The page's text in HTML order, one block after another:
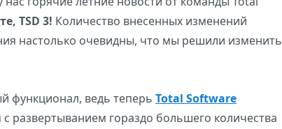
TSD 3! Количество внесенных изменений
настолько очевидны, что мы решили изменить
функционал, ведь теперь Total Software
развертыванием гораздо большего количества